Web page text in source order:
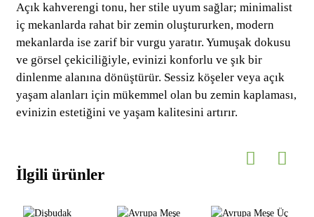
Açık kahverengi tonu, her stile uyum sağlar; minimalist
iç mekanlarda rahat bir zemin oluştururken, modern
mekanlarda ise zarif bir vurgu yaratır. Yumuşak dokusu
ve görsel çekiciliğiyle, evinizi konforlu ve şık bir
dinlenme alanına dönüştürür. Sessiz köşeler veya açık
yaşam alanları için mükemmel olan bu zemin kaplaması,
evinizin estetiğini ve yaşam kalitesini artırır.
İlgili ürünler